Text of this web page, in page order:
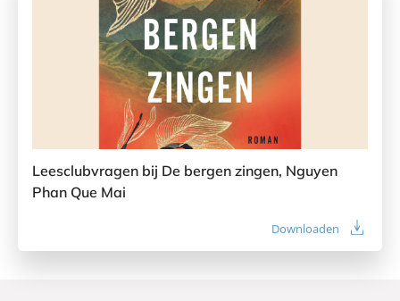
Leesclubvragen bij De bergen zingen, Nguyen
Phan Que Mai
Downloaden